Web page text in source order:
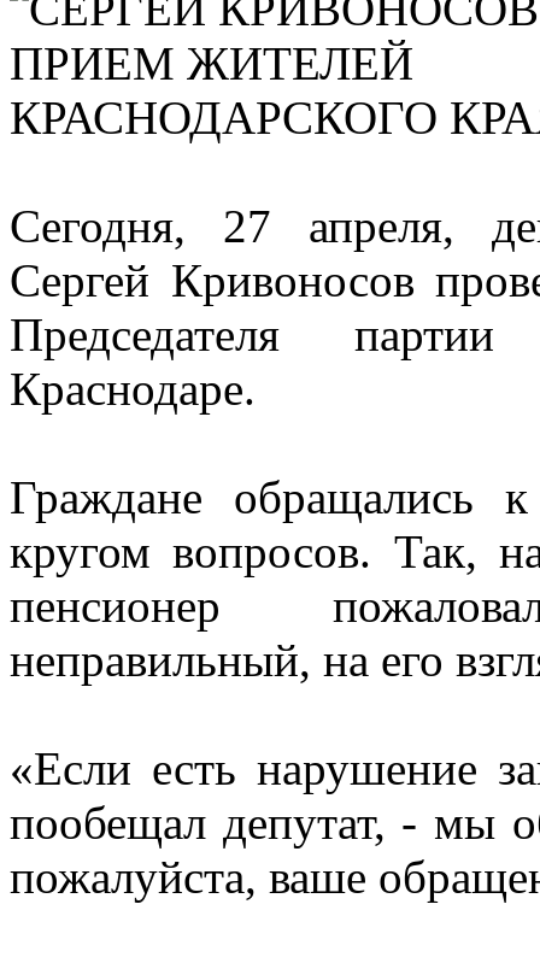
Сегодня, 27 апреля,
Сергей Кривоносов
Председателя
Краснодаре.
Граждане обращались
кругом вопросов. Так,
пенсионер
неправильный, на его
«Если есть нарушение
пообещал депутат, - мы
пожалуйста, ваше